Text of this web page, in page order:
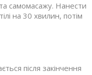
самомасажу. Нанести
на 30 хвилин, потім
після закінчення